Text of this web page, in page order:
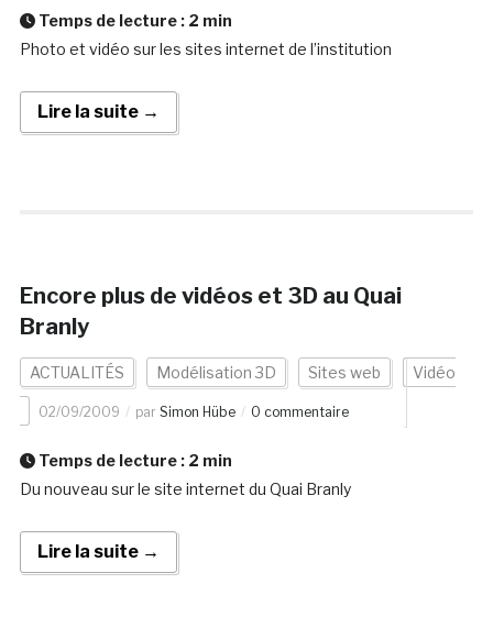
Temps de lecture : 2 min
Photo et vidéo sur les sites internet de l’institution
Lire la suite →
Encore plus de vidéos et 3D au Quai
Branly
ACTUALITÉS Modélisation 3D Sites web Vidéo
02/09/2009 par Simon Hübe 0 commentaire
Temps de lecture : 2 min
Du nouveau sur le site internet du Quai Branly
Lire la suite →